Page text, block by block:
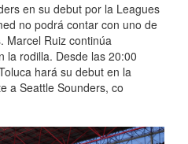
en su debut por la Leagues
no podrá contar con uno de
Marcel Ruiz continúa
la rodilla. Desde las 20:00
hará su debut en la
a Seattle Sounders, co